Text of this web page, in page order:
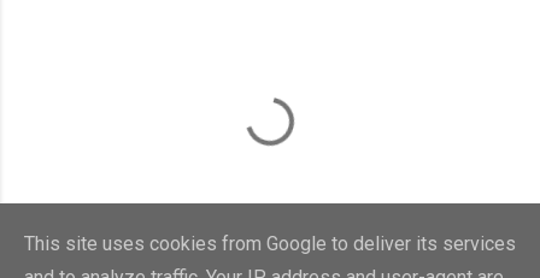
This site uses cookies from Google to deliver its services